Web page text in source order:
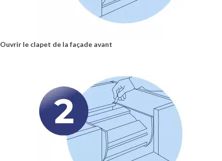
Ouvrir le clapet de la façade avant